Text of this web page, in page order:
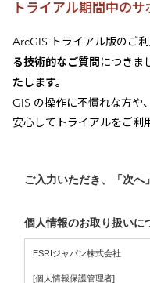
トライアル期間中の
ArcGIS トライアル版のご利
る技術的なご質問につきま
たします。
GIS の操作に不慣れな方や
安心してトライアルをご利